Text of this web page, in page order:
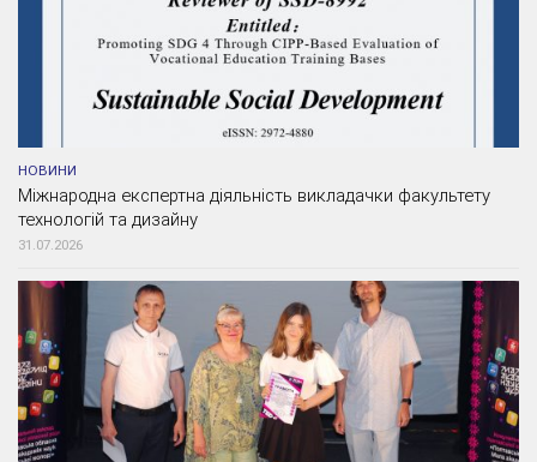
НОВИНИ
Міжнародна експертна діяльність викладачки факультету
технологій та дизайну
31.07.2026